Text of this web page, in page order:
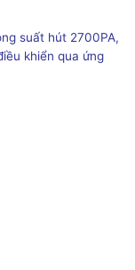
suất hút 2700PA,
khiển qua ứng